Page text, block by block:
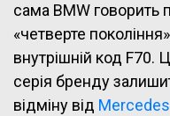
сама BMW говорить
«четверте
внутрішній код
серія бренду
відміну від